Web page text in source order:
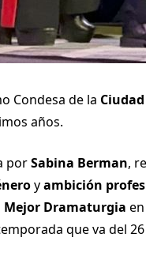
Condesa de la
años.
porSabina Berman,
yambición
Mejor Dramaturgia
que va del